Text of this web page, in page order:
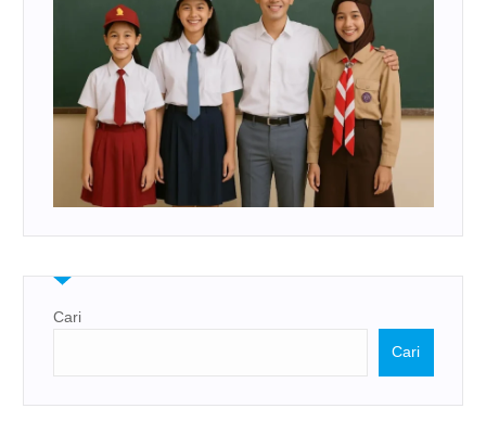
Cari
Cari